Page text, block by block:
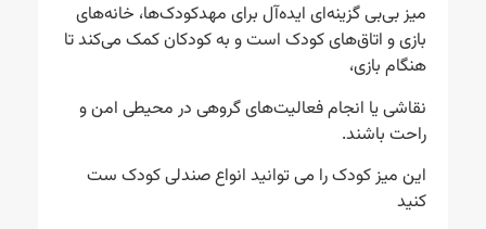
میز بی‌بی گزینه‌ای ایده‌آل برای مهدکودک‌ها، خانه‌های
بازی و اتاق‌های کودک است و به کودکان کمک می‌کند تا
هنگام بازی،
نقاشی یا انجام فعالیت‌های گروهی در محیطی امن و
راحت باشند.
این میز کودک را می توانید انواع صندلی کودک ست